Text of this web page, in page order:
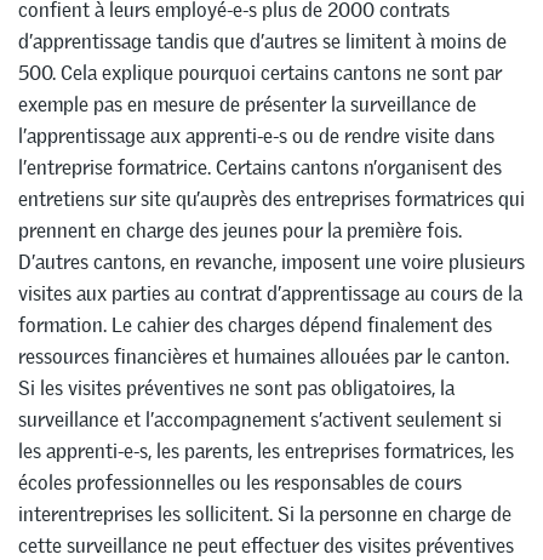
confient à leurs employé-e-s plus de 2000 contrats
d’apprentissage tandis que d’autres se limitent à moins de
500. Cela explique pourquoi certains cantons ne sont par
exemple pas en mesure de présenter la surveillance de
l’apprentissage aux apprenti-e-s ou de rendre visite dans
l’entreprise formatrice. Certains cantons n’organisent des
entretiens sur site qu’auprès des entreprises formatrices qui
prennent en charge des jeunes pour la première fois.
D’autres cantons, en revanche, imposent une voire plusieurs
visites aux parties au contrat d’apprentissage au cours de la
formation. Le cahier des charges dépend finalement des
ressources financières et humaines allouées par le canton.
Si les visites préventives ne sont pas obligatoires, la
surveillance et l’accompagnement s’activent seulement si
les apprenti-e-s, les parents, les entreprises formatrices, les
écoles professionnelles ou les responsables de cours
interentreprises les sollicitent. Si la personne en charge de
cette surveillance ne peut effectuer des visites préventives